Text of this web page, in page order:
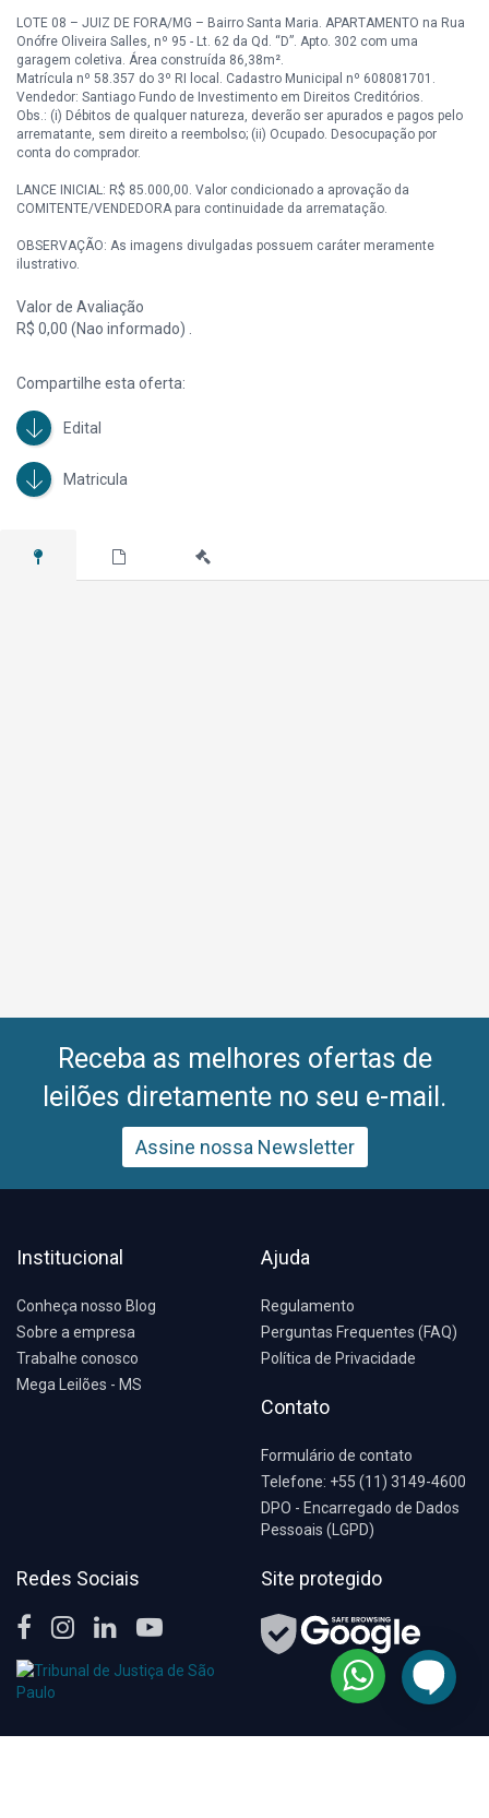
LOTE 08 – JUIZ DE FORA/MG – Bairro Santa Maria. APARTAMENTO na Rua
Onófre Oliveira Salles, nº 95 - Lt. 62 da Qd. “D”. Apto. 302 com uma
garagem coletiva. Área construída 86,38m².
Matrícula nº 58.357 do 3º RI local. Cadastro Municipal nº 608081701.
Vendedor: Santiago Fundo de Investimento em Direitos Creditórios.
Obs.: (i) Débitos de qualquer natureza, deverão ser apurados e pagos pelo
arrematante, sem direito a reembolso; (ii) Ocupado. Desocupação por
conta do comprador.
LANCE INICIAL: R$ 85.000,00. Valor condicionado a aprovação da
COMITENTE/VENDEDORA para continuidade da arrematação.
OBSERVAÇÃO: As imagens divulgadas possuem caráter meramente
ilustrativo.
Valor de Avaliação
R$ 0,00 (Nao informado) .
Compartilhe esta oferta:
Edital
Matricula
Receba as melhores ofertas de
leilões diretamente no seu e-mail.
Assine nossa Newsletter
Institucional
Conheça nosso Blog
Sobre a empresa
Trabalhe conosco
Mega Leilões - MS
Ajuda
Regulamento
Perguntas Frequentes (FAQ)
Política de Privacidade
Contato
Formulário de contato
Telefone: +55 (11) 3149-4600
DPO - Encarregado de Dados
Pessoais (LGPD)
Redes Sociais Site protegido